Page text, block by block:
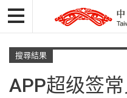
搜尋結果
APP超级签